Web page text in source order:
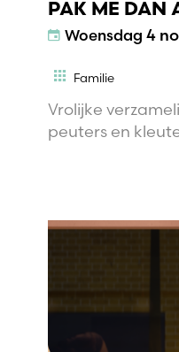
PAK ME DAN
Woensdag 4
Familie
Vrolijke
peuters en